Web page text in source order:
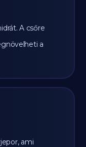
A csőre
a
ami